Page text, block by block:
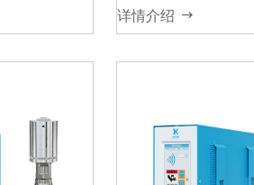
详情介绍
箱与换
...
智能软件调频，
能器谐振频率04